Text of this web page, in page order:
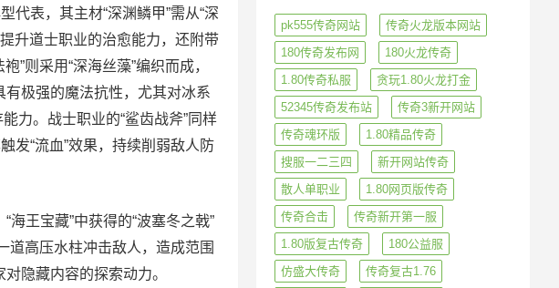
代表，其主材“深渊鳞甲”需从“深
升道士职业的治愈能力，还附带
”则采用“深海丝藻”编织而成，
极强的魔法抗性，尤其对冰系
力。战士职业的“鲨齿战斧”同样
发“流血”效果，持续削弱敌人防
王宝藏”中获得的“波塞冬之戟”
道高压水柱冲击敌人，造成范围
隐藏内容的探索动力。
pk555传奇网站
传奇火龙版本网站
180传奇发布网
180火龙传奇
1.80传奇私服
贪玩1.80火龙打金
52345传奇发布站
传奇3新开网站
传奇魂环版
1.80精品传奇
搜服一二三四
新开网站传奇
散人单职业
1.80网页版传奇
传奇合击
传奇新开第一服
1.80版复古传奇
180公益服
仿盛大传奇
传奇复古1.76